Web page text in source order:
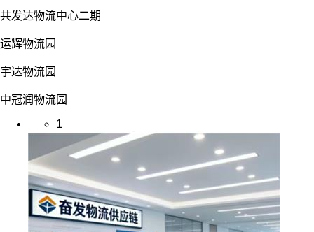
共发达物流中心二期
运辉物流园
宇达物流园
中冠润物流园
1